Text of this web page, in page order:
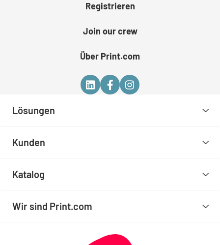
Registrieren
Join our crew
Über Print.com
Lösungen
Kunden
Katalog
Wir sind Print.com